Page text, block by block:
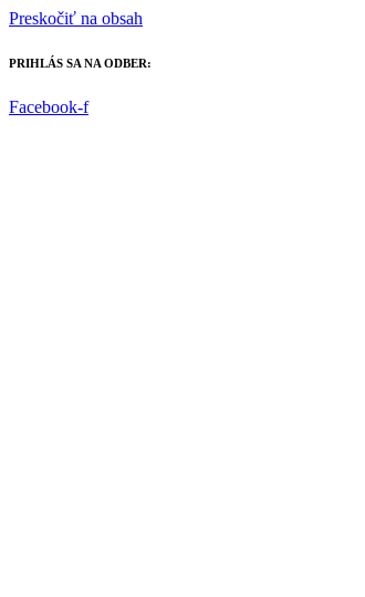
Preskočiť na obsah
PRIHLÁS SA NA ODBER:
Facebook-f